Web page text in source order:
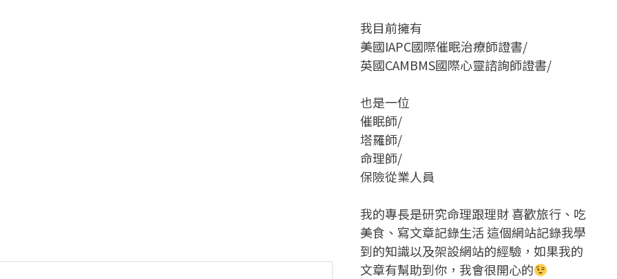
我目前擁有
美國IAPC國際催眠治療師證書/
英國CAMBMS國際心靈諮詢師證書/
也是一位
催眠師/
塔羅師/
命理師/
保險從業人員
我的專長是研究命理跟理財 喜歡旅行、吃
美食、寫文章記錄生活 這個網站記錄我學
到的知識以及架設網站的經驗，如果我的
文章有幫助到你，我會很開心的